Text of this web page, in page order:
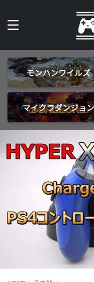
モンハンワイルズ
マイクラダンジョン